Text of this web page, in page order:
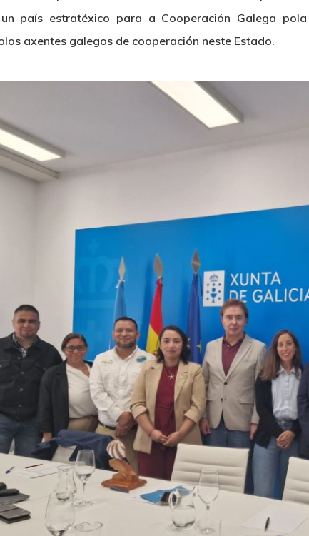
un país estratéxico para a Cooperación Galega
axentes galegos de cooperación neste Estado.